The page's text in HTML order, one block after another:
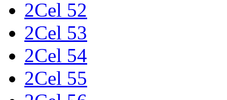
2Cel 52
2Cel 53
2Cel 54
2Cel 55